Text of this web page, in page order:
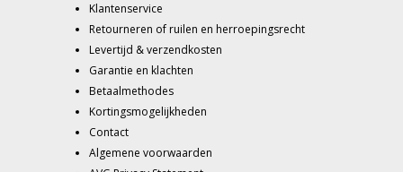
Klantenservice
Retourneren of ruilen en herroepingsrecht
Levertijd & verzendkosten
Garantie en klachten
Betaalmethodes
Kortingsmogelijkheden
Contact
Algemene voorwaarden